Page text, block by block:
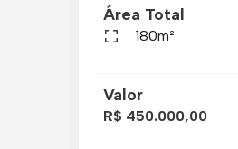
Área Total
180m²
Valor
R$ 450.000,00